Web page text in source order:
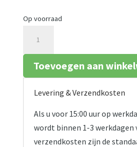
Op voorraad
huidcrème
aantalToevoegen aan
Levering & Verzendkosten
Als u voor 15:00 uur op
wordt binnen 1-3 werkdagen
verzendkosten zijn de